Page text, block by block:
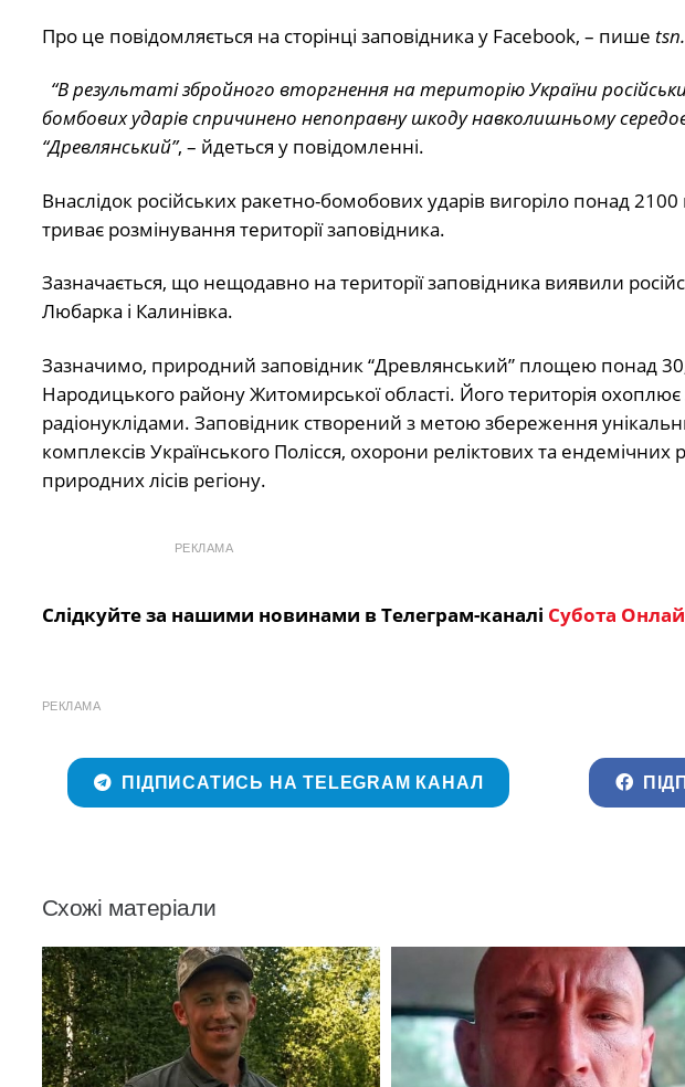
Про це повідомляється на сторінці заповідника у Facebook, – пише
“В результаті збройного вторгнення на територію України
бомбових ударів спричинено непоправну шкоду навколишньому
“Древлянський”, – йдеться у повідомленні.
Внаслідок російських ракетно-бомобових ударів вигоріло понад 2100
триває розмінування території заповідника.
Зазначається, що нещодавно на території заповідника виявили
Любарка і Калинівка.
Зазначимо, природний заповідник “Древлянський” площею понад
Народицького району Житомирської області. Його територія охоплює
радіонуклідами. Заповідник створений з метою збереження
комплексів Українського Полісся, охорони реліктових та ендемічних
природних лісів регіону.
РЕКЛАМА
Слідкуйте за нашими новинами в Телеграм-каналі Субота
РЕКЛАМА
ПІДПИСАТИСЬ НА TELEGRAM КАНАЛ
Схожі матеріали